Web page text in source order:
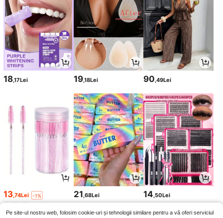
18,17Lei 19,18Lei 90 ,49Lei
13 ,74Lei
-1%
13,88LeiPreț minim
21 ,68Lei 14 ,50Lei
Pe site-ul nostru web, folosim cookie-uri și tehnologii similare pentru a vă oferi serviciul